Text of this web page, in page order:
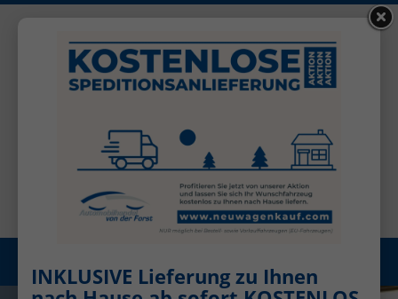
Öffnungszeiten: Mo - Fr 08.00 - 17.00
Registrieren
INKLUSIVE Lieferung zu Ihnen